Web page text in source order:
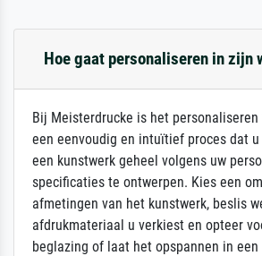
Hoe gaat personaliseren in zijn
Bij Meisterdrucke is het
een eenvoudig en intuïtief proces dat
een kunstwerk geheel volgens uw
specificaties te ontwerpen. Kies een
afmetingen van het kunstwerk, beslis
afdrukmateriaal u verkiest en opteer
beglazing of laat het opspannen in